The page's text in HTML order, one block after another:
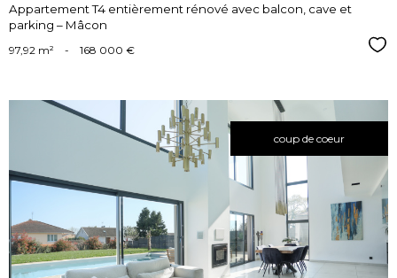
Appartement T4 entièrement rénové avec balcon, cave et
parking – Mâcon
97,92 m² - 168 000 €
coup de coeur
voir le
bien